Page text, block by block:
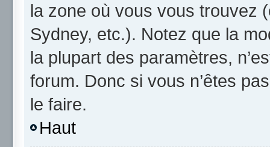
la zone où vous vous trouvez
Sydney, etc.). Notez que la
la plupart des paramètres,
forum. Donc si vous n’êtes
le faire.
Haut